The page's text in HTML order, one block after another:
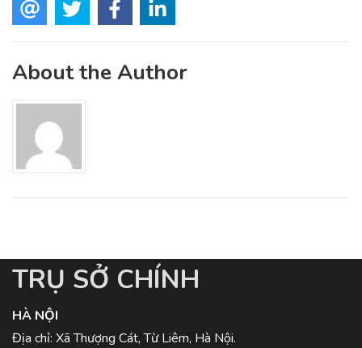
About the Author
TRỤ SỞ CHÍNH
HÀ NỘI
Địa chỉ: Xã Thượng Cát, Từ Liêm, Hà Nội.